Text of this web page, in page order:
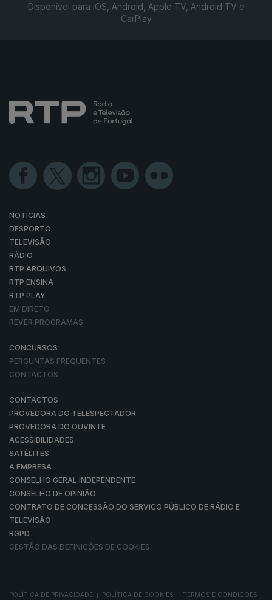
Disponível para iOS, Android, Apple TV, Android TV e
CarPlay
NOTÍCIAS
DESPORTO
TELEVISÃO
RÁDIO
RTP ARQUIVOS
RTP ENSINA
RTP PLAY
EM DIRETO
REVER PROGRAMAS
CONCURSOS
PERGUNTAS FREQUENTES
CONTACTOS
CONTACTOS
PROVEDORA DO TELESPECTADOR
PROVEDORA DO OUVINTE
ACESSIBILIDADES
SATÉLITES
A EMPRESA
CONSELHO GERAL INDEPENDENTE
CONSELHO DE OPINIÃO
CONTRATO DE CONCESSÃO DO SERVIÇO PÚBLICO DE RÁDIO E
TELEVISÃO
RGPD
GESTÃO DAS DEFINIÇÕES DE COOKIES
POLÍTICA DE PRIVACIDADE POLÍTICA DE COOKIES TERMOS E CONDIÇÕES